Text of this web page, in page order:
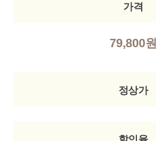
가격
79,800원
정상가